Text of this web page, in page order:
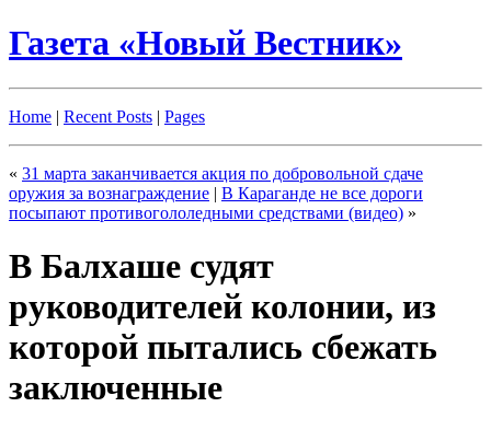
Газета «Новый Вестник»
Home | Recent Posts | Pages
« 31 марта заканчивается акция по добровольной сдаче
оружия за вознаграждение | В Караганде не все дороги
посыпают противогололедными средствами (видео) »
В Балхаше судят
руководителей колонии, из
которой пытались сбежать
заключенные